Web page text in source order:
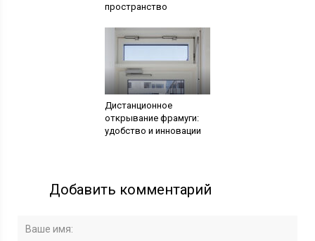
пространство
Дистанционное
открывание фрамуги:
удобство и инновации
Добавить комментарий